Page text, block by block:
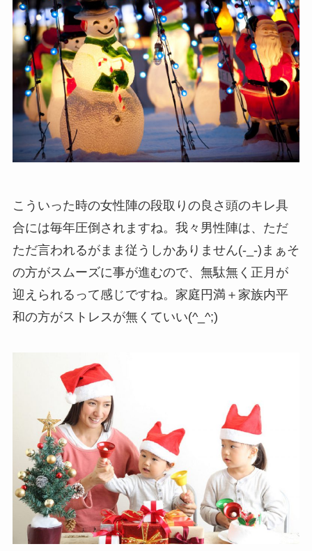
こういった時の女性陣の段取りの良さ頭のキレ具
合には毎年圧倒されますね。我々男性陣は、ただ
ただ言われるがまま従うしかありません(-_-)まぁそ
の方がスムーズに事が進むので、無駄無く正月が
迎えられるって感じですね。家庭円満＋家族内平
和の方がストレスが無くていい(^_^;)